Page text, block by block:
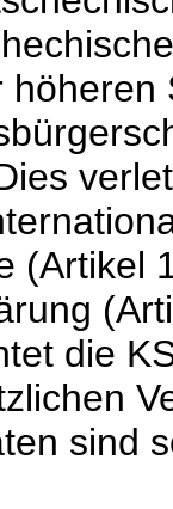
(Artikel
die
sind